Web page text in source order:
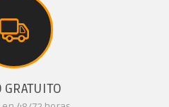
GRATUITO